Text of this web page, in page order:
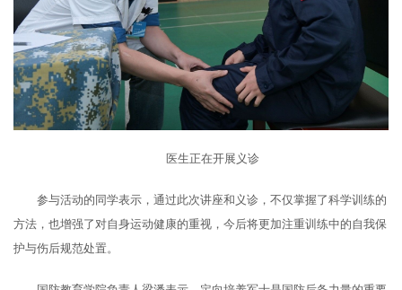
医生正在开展义诊
参与活动的同学表示，通过此次讲座和义诊，不仅掌握了科学训练的
方法，也增强了对自身运动健康的重视，今后将更加注重训练中的自我保
护与伤后规范处置。